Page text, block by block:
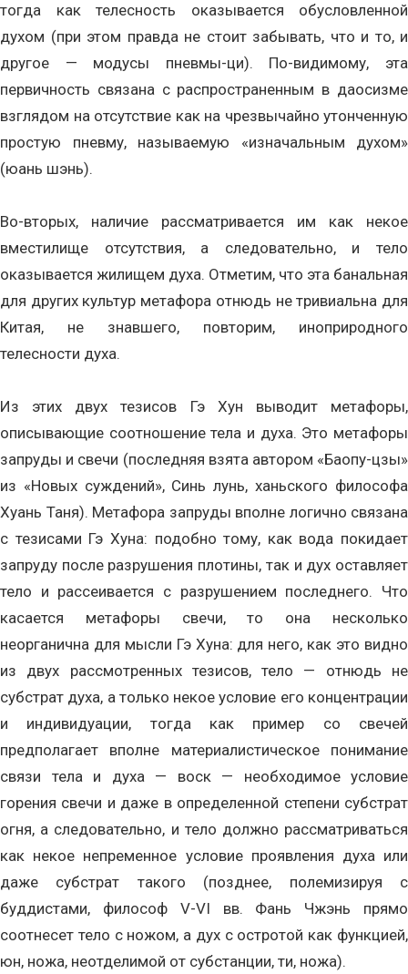
тогда как телесность оказывается обусловленной
духом (при этом правда не стоит забывать, что и то, и
другое — модусы пневмы-ци). По-видимому, эта
первичность связана с распространенным в даосизме
взглядом на отсутствие как на чрезвычайно утонченную
простую пневму, называемую «изначальным духом»
(юань шэнь).
Во-вторых, наличие рассматривается им как некое
вместилище отсутствия, а следовательно, и тело
оказывается жилищем духа. Отметим, что эта банальная
для других культур метафора отнюдь не тривиальна для
Китая, не знавшего, повторим, иноприродного
телесности духа.
Из этих двух тезисов Гэ Хун выводит метафоры,
описывающие соотношение тела и духа. Это метафоры
запруды и свечи (последняя взята автором «Баопу-цзы»
из «Новых суждений», Синь лунь, ханьского философа
Хуань Таня). Метафора запруды вполне логично связана
с тезисами Гэ Хуна: подобно тому, как вода покидает
запруду после разрушения плотины, так и дух оставляет
тело и рассеивается с разрушением последнего. Что
касается метафоры свечи, то она несколько
неорганична для мысли Гэ Хуна: для него, как это видно
из двух рассмотренных тезисов, тело — отнюдь не
субстрат духа, а только некое условие его концентрации
и индивидуации, тогда как пример со свечей
предполагает вполне материалистическое понимание
связи тела и духа — воск — необходимое условие
горения свечи и даже в определенной степени субстрат
огня, а следовательно, и тело должно рассматриваться
как некое непременное условие проявления духа или
даже субстрат такого (позднее, полемизируя с
буддистами, философ V-VI вв. Фань Чжэнь прямо
соотнесет тело с ножом, а дух с остротой как функцией,
юн, ножа, неотделимой от субстанции, ти, ножа).